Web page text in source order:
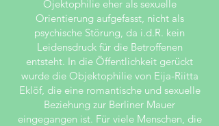
Ojektophilie eher als sexuelle
Orientierung aufgefasst, nicht als
psychische Störung, da i.d.R. kein
Leidensdruck für die Betroffenen
entsteht. In die Öffentlichkeit gerückt
wurde die Objektophilie von Eija-Riitta
Eklöf, die eine romantische und sexuelle
Beziehung zur Berliner Mauer
eingegangen ist. Für viele Menschen, die